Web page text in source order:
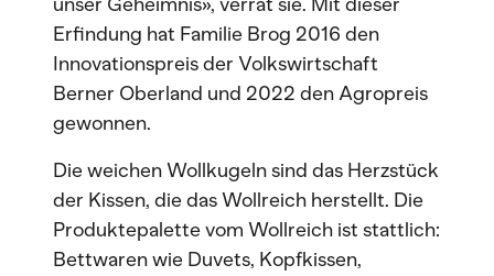
Erfindung hat Familie Brog 2016 den
Innovationspreis der Volkswirtschaft
Berner Oberland und 2022 den Agropreis
gewonnen.
Die weichen Wollkugeln sind das Herzstück
der Kissen, die das Wollreich herstellt. Die
Produktepalette vom Wollreich ist stattlich:
Bettwaren wie Duvets, Kopfkissen,